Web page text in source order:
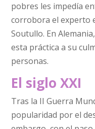
pobres les impedía
corrobora el experto
Soutullo. En
esta práctica a su
personas.
El siglo XXI
Tras la II Guerra
popularidad por el